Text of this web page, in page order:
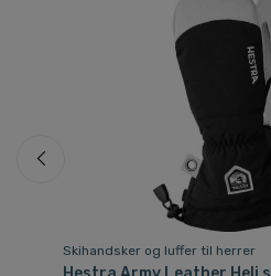
Skihandsker og luffer til herrer